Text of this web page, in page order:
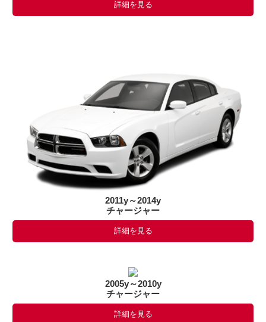
詳細を見る
2011y～2014y
チャージャー
詳細を見る
2005y～2010y
チャージャー
詳細を見る